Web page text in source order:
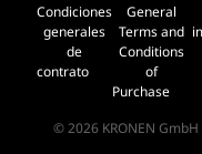
Condiciones
generales
de
contrato
General
Terms and
Conditions
of
Purchase
© 2026 KRONEN